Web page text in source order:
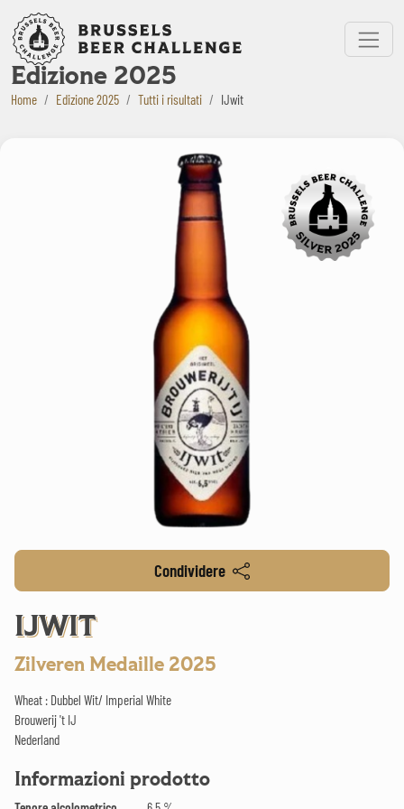
Bruxelles Beer Challenge
Menu
Edizione 2025
Home Edizione 2025 Tutti i risultati IJwit
Condividere
IJWIT
Zilveren Medaille 2025
Wheat : Dubbel Wit/ Imperial White
Brouwerij 't IJ
Nederland
Informazioni prodotto